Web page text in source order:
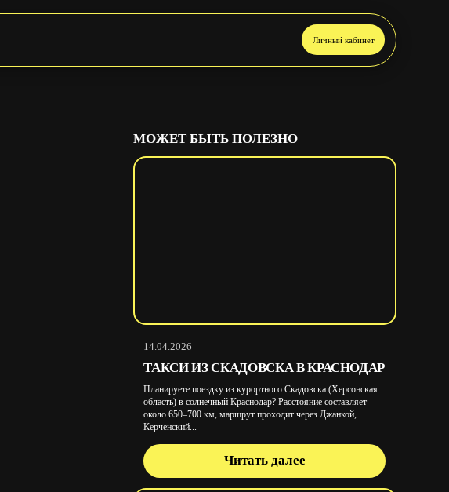
Личный кабинет
МОЖЕТ БЫТЬ ПОЛЕЗНО
14.04.2026
ТАКСИ ИЗ СКАДОВСКА В КРАСНОДАР
Планируете поездку из курортного Скадовска (Херсонская
область) в солнечный Краснодар? Расстояние составляет
около 650–700 км, маршрут проходит через Джанкой,
Керченский...
Читать далее